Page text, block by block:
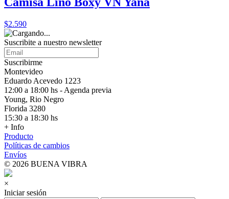
$2.590
Suscribite a nuestro newsletter
Suscribirme
Montevideo
Eduardo Acevedo 1223
12:00 a 18:00 hs - Agenda previa
Young, Rio Negro
Florida 3280
15:30 a 18:30 hs
+ Info
Producto
Políticas de cambios
Envíos
© 2026 BUENA VIBRA
×
Iniciar sesión